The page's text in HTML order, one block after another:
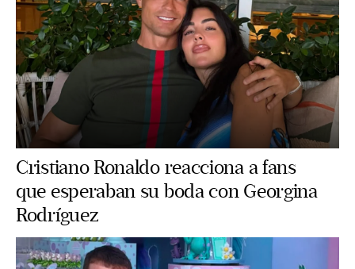
Cristiano Ronaldo reacciona a fans
que esperaban su boda con Georgina
Rodríguez